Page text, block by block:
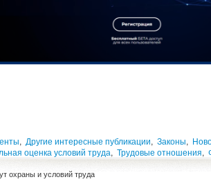
, Другие интересные публикации, Законы,
оценка условий труда, Трудовые отношения,
охраны и условий труда